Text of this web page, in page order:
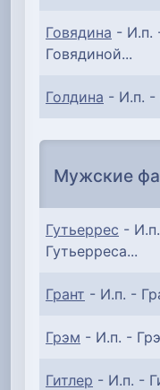
Говядина - И.п.
Говядиной...
Голдина - И.п. -
Мужские
Гутьеррес -
Гутьерреса...
Грант - И.п. -
Грэм - И.п. -
Гитлер - И.п. -